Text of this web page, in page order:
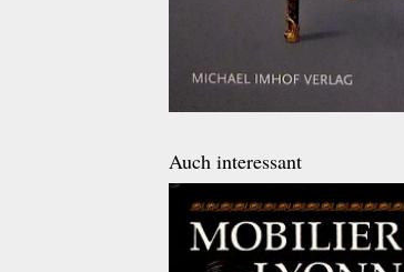
Auch interessant